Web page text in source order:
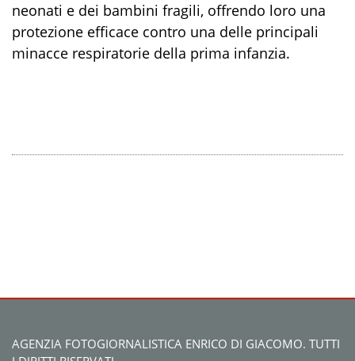
neonati e dei bambini fragili, offrendo loro una
protezione efficace contro una delle principali
minacce respiratorie della prima infanzia.
AGENZIA FOTOGIORNALISTICA ENRICO DI GIACOMO. TUTTI